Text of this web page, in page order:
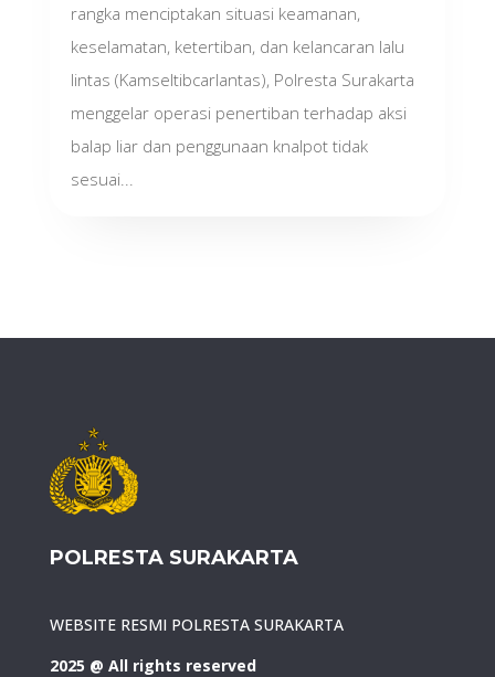
rangka menciptakan situasi keamanan,
keselamatan, ketertiban, dan kelancaran lalu
lintas (Kamseltibcarlantas), Polresta Surakarta
menggelar operasi penertiban terhadap aksi
balap liar dan penggunaan knalpot tidak
sesuai...
POLRESTA SURAKARTA
WEBSITE RESMI POLRESTA SURAKARTA
2025 @ All rights reserved